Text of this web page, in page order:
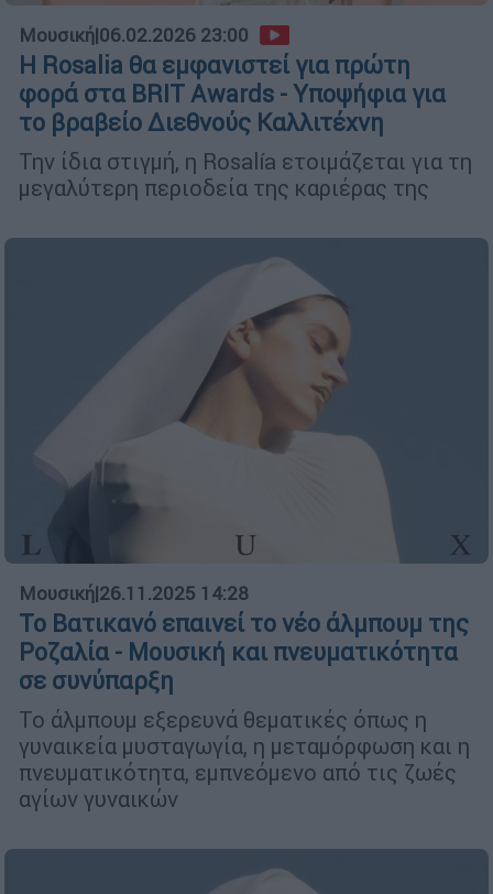
Μουσική|06.02.2026 23:00
Η Rosalia θα εμφανιστεί για πρώτη
φορά στα BRIT Awards - Υποψήφια για
το βραβείο Διεθνούς Καλλιτέχνη
Την ίδια στιγμή, η Rosalía ετοιμάζεται για τη
μεγαλύτερη περιοδεία της καριέρας της
Μουσική|26.11.2025 14:28
Το Βατικανό επαινεί το νέο άλμπουμ της
Ροζαλία - Μουσική και πνευματικότητα
σε συνύπαρξη
Το άλμπουμ εξερευνά θεματικές όπως η
γυναικεία μυσταγωγία, η μεταμόρφωση και η
πνευματικότητα, εμπνεόμενο από τις ζωές
αγίων γυναικών